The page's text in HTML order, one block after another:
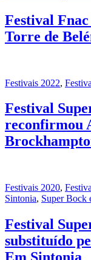
Festival
Torre de
Festivais 2022,
Festival
reconfirmou
Festivais 2020,
Sintonia, Super Bock
Festival
substituído